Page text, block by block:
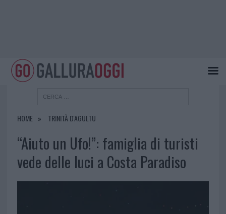
HOME TRINITÀ D'AGULTU
“Aiuto un Ufo!”: famiglia di turisti
vede delle luci a Costa Paradiso